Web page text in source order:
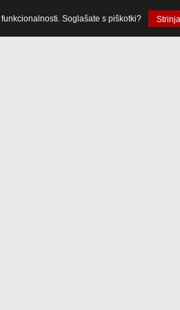
Soglašate s piškotki?